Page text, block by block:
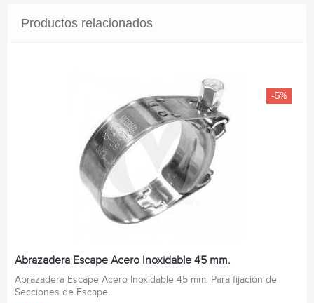
Productos relacionados
-5%
Abrazadera Escape Acero Inoxidable 45 mm.
Abrazadera Escape Acero Inoxidable 45 mm. Para fijación de
Secciones de Escape.